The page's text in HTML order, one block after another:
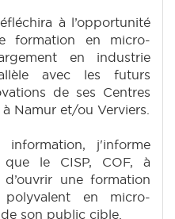
à l’opportunité
formation en micro-
en industrie
avec les futurs
de ses Centres
Namur et/ou Verviers.
j'informe
que le CISP, COF, à
une formation
polyvalent en micro-
son public cible.